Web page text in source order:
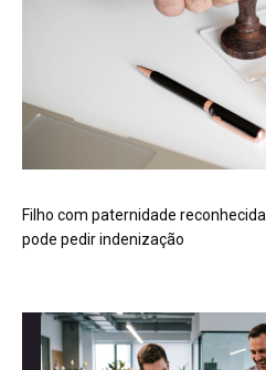
Filho com paternidade
pode pedir indenização